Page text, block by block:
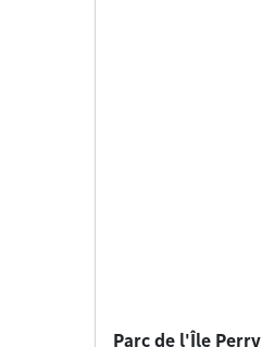
Parc de l'Île Perry